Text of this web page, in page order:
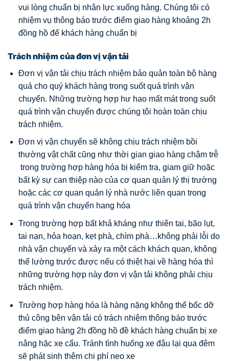
vui lòng chuẩn bị nhân lực xuống hàng. Chúng tôi có
nhiệm vụ thông báo trước điểm giao hàng khoảng 2h
đồng hồ để khách hàng chuẩn bị
Trách nhiệm của đơn vị vận tải
Đơn vị vận tải chịu trách nhiệm bảo quản toàn bộ hàng
quá cho quý khách hàng trong suốt quá trình vận
chuyển. Những trường hợp hư hao mất mát trong suốt
quá trình vận chuyển được chúng tôi hoàn toàn chịu
trách nhiệm.
Đơn vị vận chuyển sẽ không chịu trách nhiệm bồi
thường vật chất cũng như thời gian giao hàng chậm trễ
trong trường hợp hàng hóa bị kiểm tra, giam giữ hoặc
bất kỳ sự can thiệp nào của cơ quan quản lý thị trường
hoặc các cơ quan quản lý nhà nước liên quan trong
quá trình vận chuyển hang hóa
Trong trường hợp bất khả kháng như thiên tai, bão lụt,
tai nạn, hỏa hoạn, kẹt phà, chìm phà…không phải lỗi do
nhà vận chuyển và xảy ra một cách khách quan, không
thể lường trước được nếu có thiệt hại về hàng hóa thì
những trường hợp này đơn vị vận tải không phải chịu
trách nhiệm.
Trường hợp hàng hóa là hàng nặng không thể bốc dỡ
thủ công bên vận tải có trách nhiệm thông báo trước
điểm giao hàng 2h đồng hồ đề khách hàng chuẩn bị xe
nâng hặc xe cẩu. Tránh tình huống xe đậu lại qua đêm
sẽ phát sinh thêm chi phí neo xe